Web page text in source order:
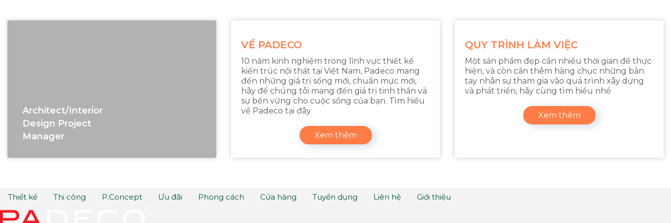
Architect/interior
Design Project
Manager
VỀ PADECO
10 năm kinh nghiệm trong lĩnh vực thiết kế
kiến trúc nội thất tại Việt Nam, Padeco mang
đến những giá trị sống mới, chuẩn mực mới,
hãy để chúng tôi mang đến giá trị tinh thần và
sự bền vững cho cuộc sống của bạn. Tìm hiểu
về Padeco tại đây
Xem thêm
QUY TRÌNH LÀM VIỆC
Một sản phẩm đẹp cần nhiều thời gian để thực
hiện, và còn cần thêm hàng chục những bàn
tay nhân sự tham gia vào quá trình xây dựng
và phát triển, hãy cùng tìm hiểu nhé
Xem thêm
Thiết kế Thi công P.Concept Ưu đãi Phong cách Cửa hàng Tuyển dụng Liên hệ Giới thiệu